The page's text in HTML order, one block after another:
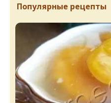
Популярные рецепты